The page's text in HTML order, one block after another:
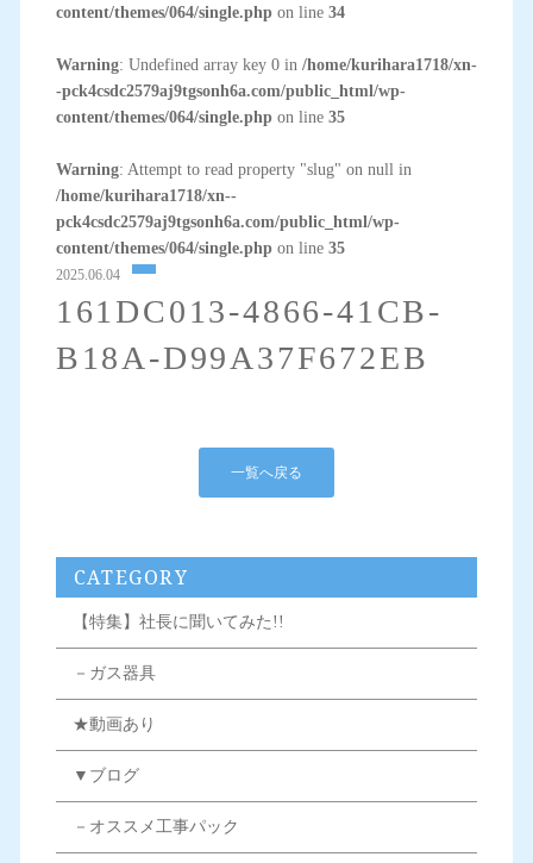
content/themes/064/single.phpon line 34
Warning: Undefined array key 0 in /home/kurihara1718/xn-
-pck4csdc2579aj9tgsonh6a.com/public_html/wp-
content/themes/064/single.phpon line 35
Warning: Attempt to read property "slug" on null in
/home/kurihara1718/xn--
pck4csdc2579aj9tgsonh6a.com/public_html/wp-
content/themes/064/single.phpon line 35
2025.06.04
161DC013-4866-41CB-
B18A-D99A37F672EB
一覧へ戻る
CATEGORY
【特集】社長に聞いてみた!!
－ガス器具
★動画あり
▼ブログ
－オススメ工事パック